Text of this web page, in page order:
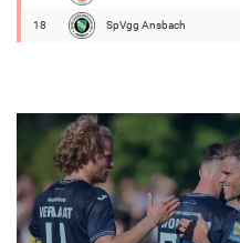
18 SpVgg Ansbach